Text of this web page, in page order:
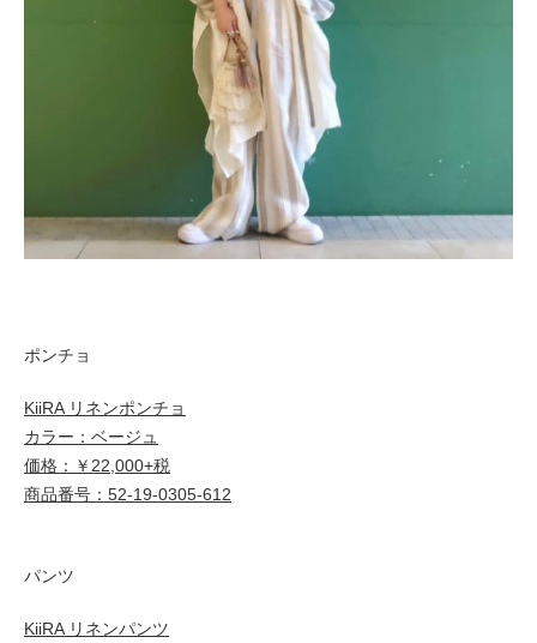
ポンチョ
KiiRA リネンポンチョ
カラー：ベージュ
価格：￥22,000+税
商品番号：52-19-0305-612
パンツ
KiiRA リネンパンツ